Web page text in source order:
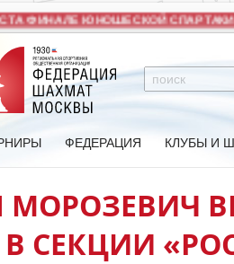
ФИНАЛЕ ЮНОШЕСКОЙ
ФЕДЕРАЦИЯ КЛУБЫ И
СЕКЦИИ